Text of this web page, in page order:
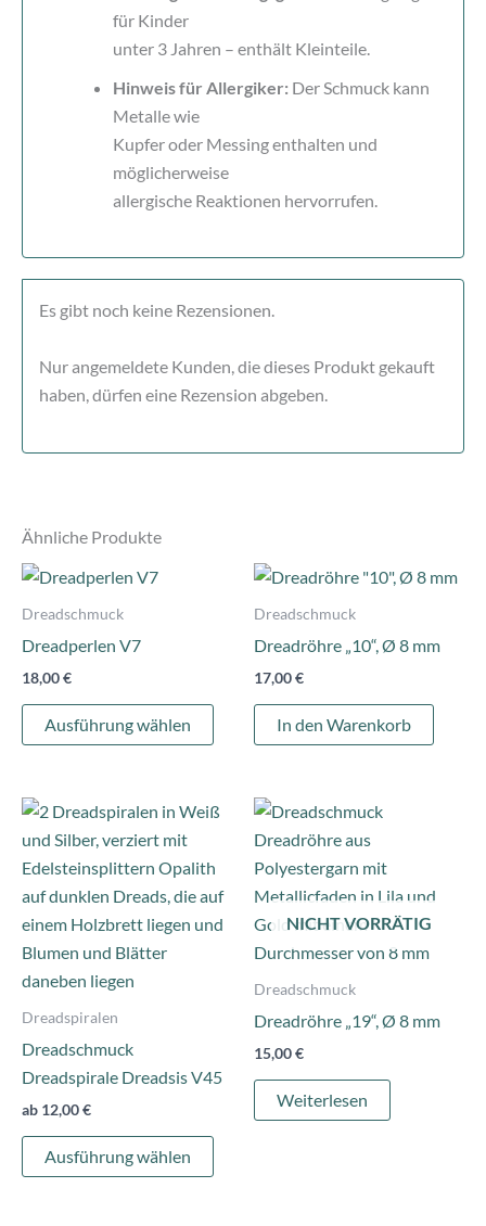
für Kinder
unter 3 Jahren – enthält Kleinteile.
Hinweis für Allergiker: Der Schmuck kann
Metalle wie
Kupfer oder Messing enthalten und
möglicherweise
allergische Reaktionen hervorrufen.
Es gibt noch keine Rezensionen.
Nur angemeldete Kunden, die dieses Produkt gekauft
haben, dürfen eine Rezension abgeben.
Ähnliche Produkte
Dreadschmuck
Dreadperlen V7
18,00€
Ausführung wählen
Dieses
Produkt
Varianten
Die
können
Produktseite
gewählt
werden
Dreadschmuck
Dreadröhre „10“, Ø 8 mm
17,00€
In den Warenkorb
Dreadspiralen
Dreadschmuck
Dreadspirale Dreadsis V45
ab 12,00€
Ausführung wählen
Dieses
Produkt
weist
mehrere
Varianten
Produktseite
werden
NICHT VORRÄTIG
Dreadschmuck
Dreadröhre „19“, Ø 8 mm
15,00€
Weiterlesen